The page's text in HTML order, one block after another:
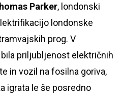
Parker, londonski
londonske
prog. V
priljubljenost električnih
in vozil na fosilna goriva,
igrata le še posredno